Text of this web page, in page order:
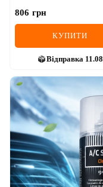
806 грн
КУПИТИ
Відправка 11.08